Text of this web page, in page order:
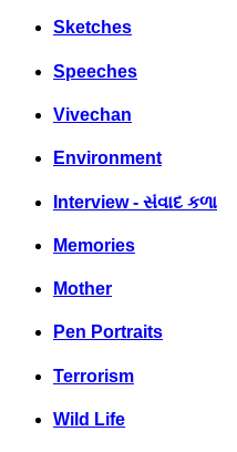
Sketches
Speeches
Vivechan
Environment
Interview - સંવાદ કળા
Memories
Mother
Pen Portraits
Terrorism
Wild Life